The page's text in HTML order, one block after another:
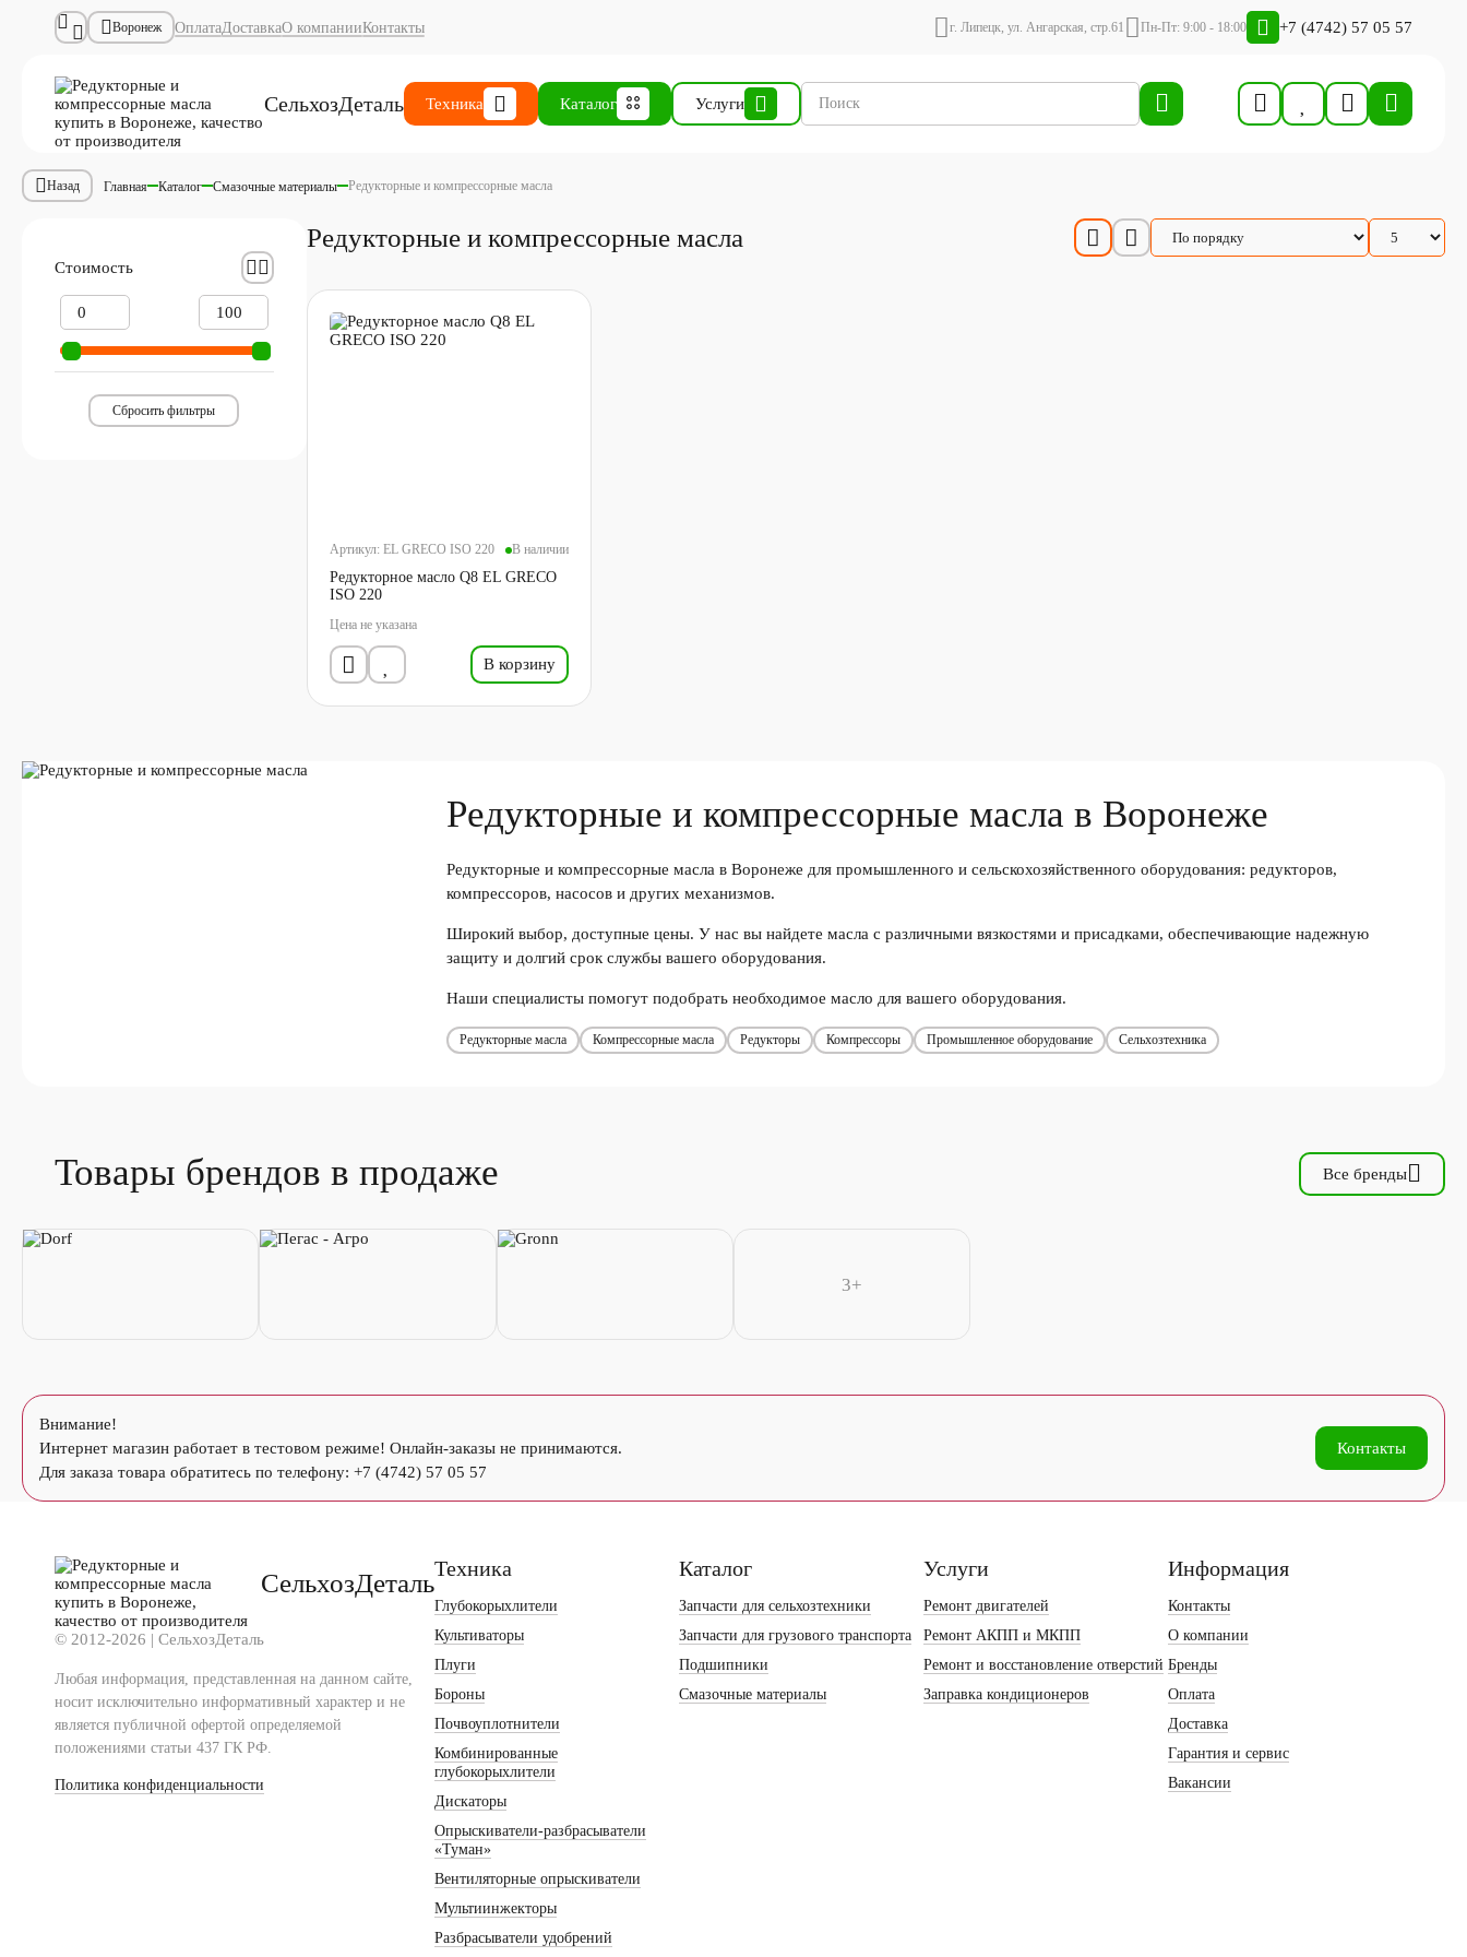
Воронеж ОплатаДоставкаО компанииКонтакты г. Липецк, ул. Ангарская, стр.61 Пн-Пт: 9:00 - 18:00 +7 (4742) 57 05 57
СельхозДеталь Техника Каталог Услуги
Назад Главная Каталог Смазочные материалы Редукторные и компрессорные масла
Стоимость
Сбросить фильтры
Редукторные и компрессорные масла
Артикул: EL GRECO ISO 220 В наличии
Редукторное масло Q8 EL GRECO
ISO 220
Цена не указана
В корзину
Редукторные и компрессорные масла в Воронеже
Редукторные и компрессорные масла в Воронеже для промышленного и сельскохозяйственного оборудования: редукторов,
компрессоров, насосов и других механизмов.
Широкий выбор, доступные цены. У нас вы найдете масла с различными вязкостями и присадками, обеспечивающие надежную
защиту и долгий срок службы вашего оборудования.
Наши специалисты помогут подобрать необходимое масло для вашего оборудования.
Редукторные масла Компрессорные масла Редукторы Компрессоры Промышленное оборудование Сельхозтехника
Товары брендов в продаже Все бренды
3+
Внимание!
Интернет магазин работает в тестовом режиме! Онлайн-заказы не принимаются.
Для заказа товара обратитесь по телефону: +7 (4742) 57 05 57
Контакты
СельхозДеталь
© 2012-2026 | СельхозДеталь
Любая информация, представленная на данном сайте,
носит исключительно информативный характер и не
является публичной офертой определяемой
положениями статьи 437 ГК РФ.
Политика конфиденциальности
Техника
Глубокорыхлители
Культиваторы
Плуги
Бороны
Почвоуплотнители
Комбинированные
глубокорыхлители
Дискаторы
Опрыскиватели-разбрасыватели
«Туман»
Вентиляторные опрыскиватели
Мультиинжекторы
Разбрасыватели удобрений
Каталог
Запчасти для сельхозтехники
Запчасти для грузового транспорта
Подшипники
Смазочные материалы
Услуги
Ремонт двигателей
Ремонт АКПП и МКПП
Ремонт и восстановление отверстий
Заправка кондиционеров
Информация
Контакты
О компании
Бренды
Оплата
Доставка
Гарантия и сервис
Вакансии